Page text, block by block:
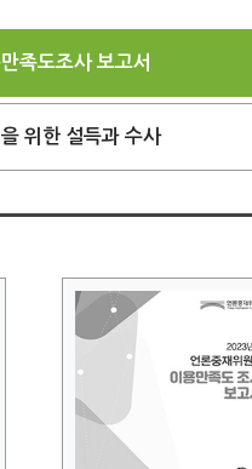
족도조사 보고서
위한 설득과 수사